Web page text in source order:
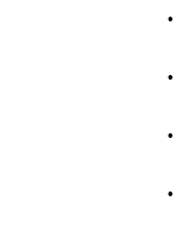
•
•
•
•